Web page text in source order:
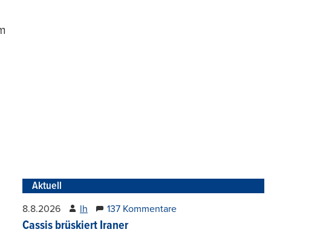
Aktuell
8.8.2026 lh 137 Kommentare
Cassis brüskiert Iraner